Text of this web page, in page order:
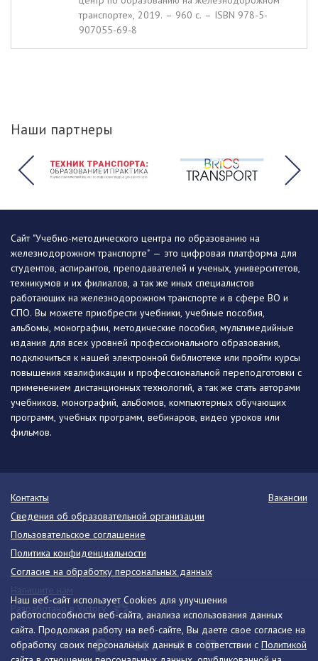
транспорте», 2019. – 960 c. – ISBN 978-5-
907055-69-8
Наши партнеры
Наш веб-сайт использует Cookies для улучшения
работоспособности веб-сайта, анализа использования данных
сайта. Продолжая работу на веб-сайте, Вы даете свое согласие на
обработку своих персональных данных в соответствии с Политикой
Сайт "Учебно-методического центра по образованию на
железнодорожном транспорте" — это цифровая платформа для
студентов, аспирантов, преподавателей и ученых, университетов,
техникумов и их филиалов, а так же иных специалистов
работающих на железнодорожном транспорте и в сфере ВО и
СПО. Вы можете приобрести учебники, учебные пособия,
альбомы, монографии, методические пособия, мультимедийные
издания для всех уровней профессионального образования,
подключиться к нашей электронной библиотеке или пройти курсы
повышения квалификации и профессиональной переподготовки с
применением дистанционных технологий, а так же стать авторами
учебников, монографий, альбомов, компьютерных обучающих
программ, учебных программ, вебинаров, видео уроков или
фильмов.
Контакты
Вакансии
Сведения об образовательной организации
Пользовательское соглашение
Политика конфиденциальности
Согласие на обработку персональных данных
Разработано в Victory